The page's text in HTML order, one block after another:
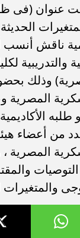
٢٠٢٥ تحت عنوان
ناقش
والتدريبية
وذلك
طلبه
من أعضاء
المصرية
والمتغيرات